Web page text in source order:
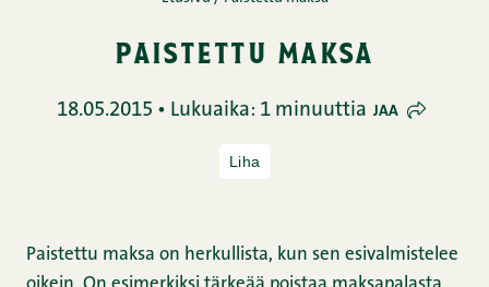
paistettu maksa
18.05.2015 • Lukuaika: 1 minuuttia JAA
Liha
Paistettu maksa on herkullista, kun sen esivalmistelee